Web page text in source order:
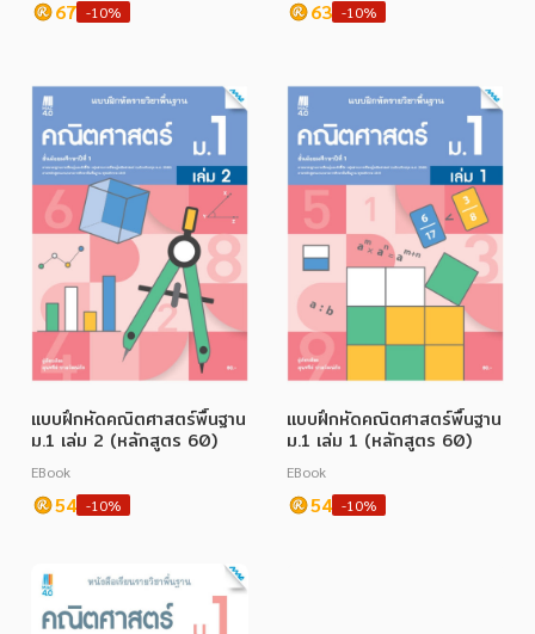
67 -10% 63 -10%
แบบฝึกหัดคณิตศาสตร์พื้นฐาน
ม.1 เล่ม 2 (หลักสูตร 60)
EBook
54 -10%
แบบฝึกหัดคณิตศาสตร์พื้นฐาน
ม.1 เล่ม 1 (หลักสูตร 60)
EBook
54 -10%